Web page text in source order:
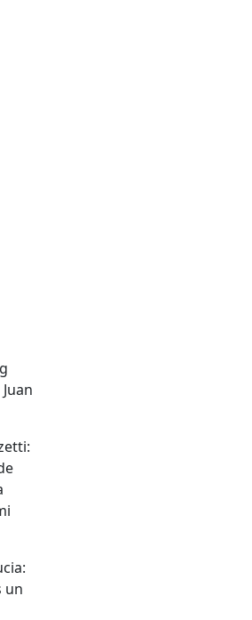
un